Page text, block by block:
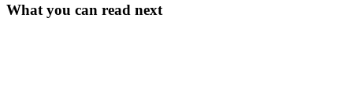
What you can read next